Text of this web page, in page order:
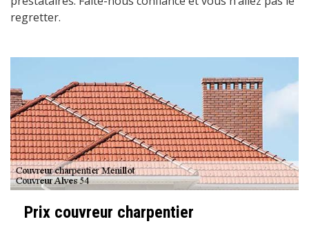
regretter.
Prix couvreur charpentier